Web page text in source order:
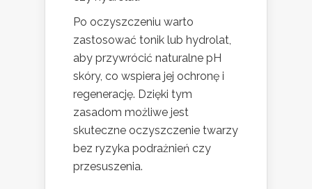
Po oczyszczeniu warto
zastosować tonik lub hydrolat,
aby przywrócić naturalne pH
skóry, co wspiera jej ochronę i
regenerację. Dzięki tym
zasadom możliwe jest
skuteczne oczyszczenie twarzy
bez ryzyka podrażnień czy
przesuszenia.